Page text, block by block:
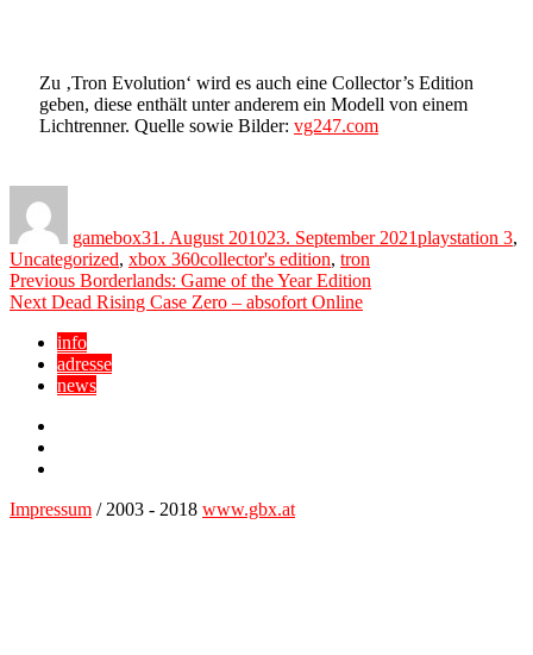
Zu ‚Tron Evolution‘ wird es auch eine Collector’s Edition
geben, diese enthält unter anderem ein Modell von einem
Lichtrenner. Quelle sowie Bilder: vg247.com
gamebox31. August 201023. September 2021playstation 3,
Uncategorized, xbox 360Tags
collector's edition, tron
Beitragsnavigation
Previous Previous
post:
Borderlands: Game of the Year Edition
Next Next
Dead Rising Case Zero – absofort Online
info
adresse
news
Impressum / 2003 - 2018 www.gbx.at